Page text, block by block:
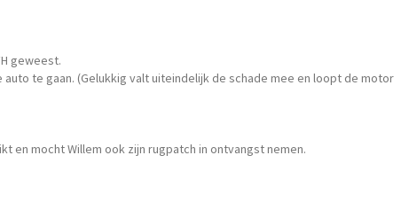
geweest.
te gaan. (Gelukkig valt uiteindelijk de schade mee en loopt de motor
en mocht Willem ook zijn rugpatch in ontvangst nemen.